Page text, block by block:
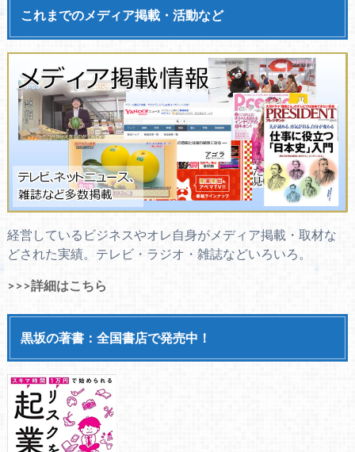
これまでのメディア掲載・活動など
経営しているビジネスやオレ自身がメディア掲載・取材な
どされた実績。テレビ・ラジオ・雑誌などいろいろ。
>>>詳細はこちら
黒坂の著書：全国書店で発売中！